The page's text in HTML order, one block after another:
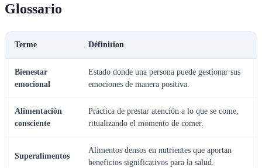
Glossario
Terme Définition
Bienestar
emocional
Estado donde una persona puede gestionar sus
emociones de manera positiva.
Alimentación
consciente
Práctica de prestar atención a lo que se come,
ritualizando el momento de comer.
Superalimentos
Alimentos densos en nutrientes que aportan
beneficios significativos para la salud.